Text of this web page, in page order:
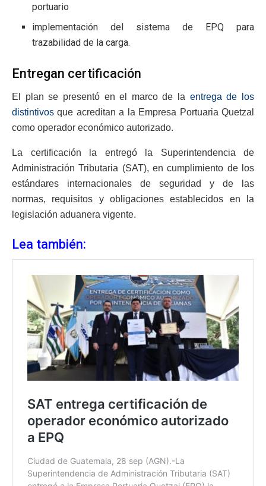
portuario
implementación del sistema de EPQ para
trazabilidad de la carga.
Entregan certificación
El plan se presentó en el marco de la entrega de los
distintivos que acreditan a la Empresa Portuaria Quetzal
como operador económico autorizado.
La certificación la entregó la Superintendencia de
Administración Tributaria (SAT), en cumplimiento de los
estándares internacionales de seguridad y de las
normas, requisitos y obligaciones establecidos en la
legislación aduanera vigente.
Lea también: